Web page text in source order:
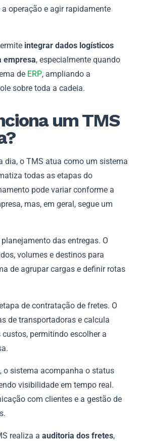
operação e agir rapidamente
integrar dados logísticos
empresa, especialmente quando
de ERP, ampliando a
sobre toda a cadeia.
um TMS
dia, o TMS atua como um sistema
todas as etapas do
pode variar conforme a
mas, em geral, segue um
das entregas. O
volumes e destinos para
de agrupar cargas e definir rotas
de contratação de fretes. O
de transportadoras e calcula
permitindo escolher a
o sistema acompanha o status
visibilidade em tempo real.
com clientes e a gestão de
realiza a auditoria dos fretes,